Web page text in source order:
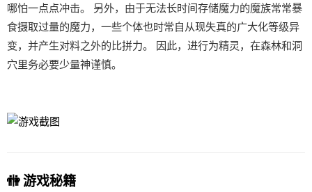
哪怕一点点冲击。 另外，由于无法长时间存储魔力的魔族常常暴
食摄取过量的魔力，一些个体也时常自从现失真的广大化等级异
变，并产生对料之外的比拼力。 因此，进行为精灵，在森林和洞
穴里务必要少量神谨慎。
🚻 游戏秘籍